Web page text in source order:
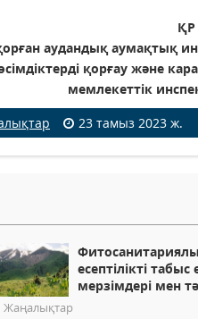
аудандық аумақтық
қорғау және
мемлекеттік
23 тамыз 2023 ж.
есептілікті табыс
мерзімдері мен
Жаңалықтар